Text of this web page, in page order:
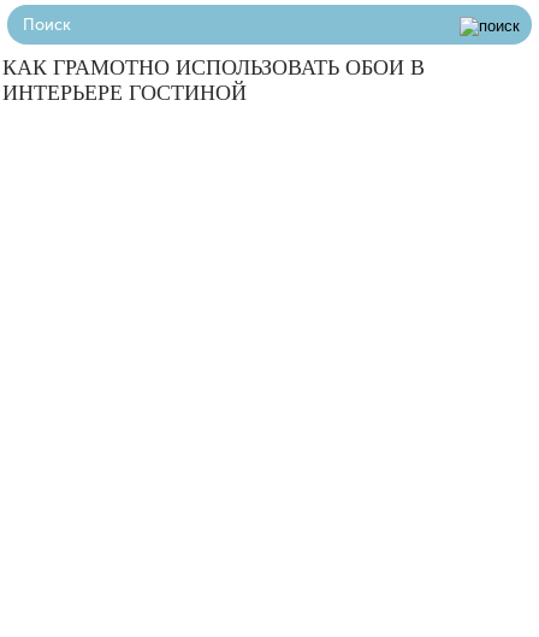
КАК ГРАМОТНО ИСПОЛЬЗОВАТЬ ОБОИ В
ИНТЕРЬЕРЕ ГОСТИНОЙ